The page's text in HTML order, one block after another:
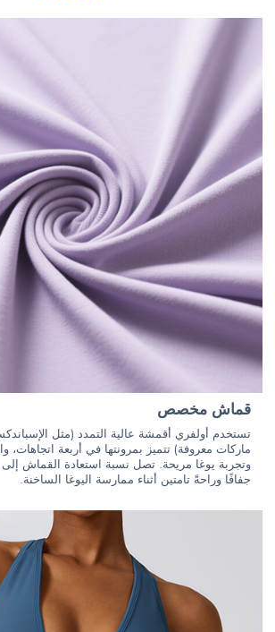
قماش مخصص
تستخدم أولفري أقمشة عالية التمدد (مثل
ماركات معروفة) تتميز بمرونتها في أربعة اتجاهات،
جفافًا وراحةً تامتين أثناء ممارسة اليوغا الساخنة.